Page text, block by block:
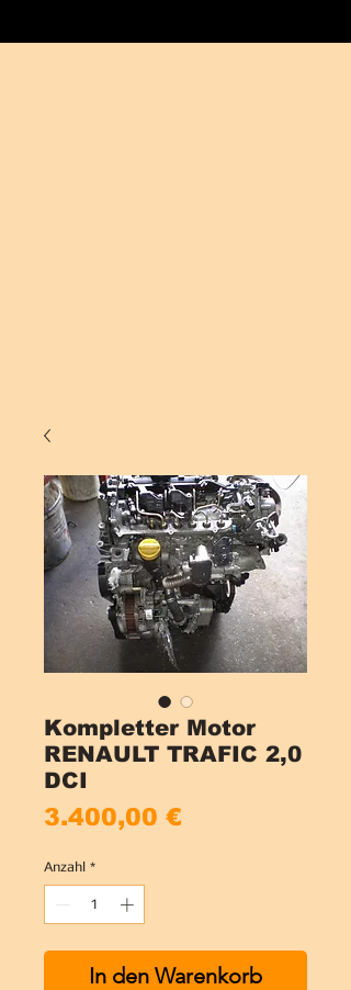
Kompletter Motor
RENAULT TRAFIC 2,0
DCI
3.400,00 €
Anzahl *
In den Warenkorb